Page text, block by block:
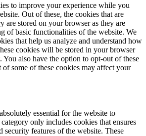
to improve your experience while you
Out of these, the cookies that are
are stored on your browser as they are
of basic functionalities of the website. We
that help us analyze and understand how
cookies will be stored in your browser
also have the option to opt-out of these
some of these cookies may affect your
essential for the website to
only includes cookies that ensures
security features of the website. These